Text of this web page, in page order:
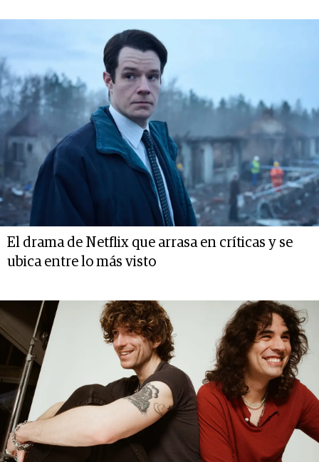
El drama de Netflix que arrasa en críticas y se
ubica entre lo más visto